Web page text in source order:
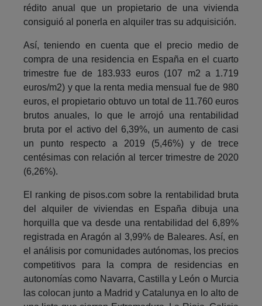
rédito anual que un propietario de una vivienda
consiguió al ponerla en alquiler tras su adquisición.
Así, teniendo en cuenta que el precio medio de
compra de una residencia en España en el cuarto
trimestre fue de 183.933 euros (107 m2 a 1.719
euros/m2) y que la renta media mensual fue de 980
euros, el propietario obtuvo un total de 11.760 euros
brutos anuales, lo que le arrojó una rentabilidad
bruta por el activo del 6,39%, un aumento de casi
un punto respecto a 2019 (5,46%) y de trece
centésimas con relación al tercer trimestre de 2020
(6,26%).
El ranking de pisos.com sobre la rentabilidad bruta
del alquiler de viviendas en España dibuja una
horquilla que va desde una rentabilidad del 6,89%
registrada en Aragón al 3,99% de Baleares. Así, en
el análisis por comunidades autónomas, los precios
competitivos para la compra de residencias en
autonomías como Navarra, Castilla y León o Murcia
las colocan junto a Madrid y Catalunya en lo alto de